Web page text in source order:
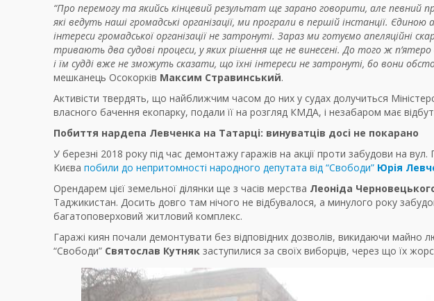
“Про перемогу та якийсь кінцевий результат ще зарано говорити, але певний
які ведуть наші громадські організації, ми програли в першій інстанції.
інтереси громадської організації не затронуті. Зараз ми готуємо апеляційні
тривають два судові процеси, у яких рішення ще не винесені. До того ж
і їм судді вже не зможуть сказати, що їхні інтереси не затронуті, бо вони
мешканець Осокорків Максим Стравинський.
Активісти твердять, що найближчим часом до них у судах долучиться
власного бачення екопарку, подали її на розгляд КМДА, і незабаром має
Побиття нардепа Левченка на Татарці: винуватців досі не покарано
У березні 2018 року під час демонтажу гаражів на акції проти забудови на
Києва побили до непритомності народного депутата від “Свободи” Юрія
Орендарем цієї земельної ділянки ще з часів мерства Леоніда
Таджикистан. Досить довго там нічого не відбувалося, а минулого року
багатоповерховий житловий комплекс.
Гаражі киян почали демонтувати без відповідних дозволів, викидаючи майно
“Свободи” Святослав Кутняк заступилися за своїх виборців, через що їх